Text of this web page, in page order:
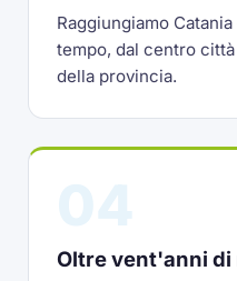
Raggiungiamo
tempo, dal centro
della provincia.
Oltre vent'anni di